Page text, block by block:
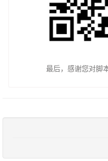
最后，感谢您对脚